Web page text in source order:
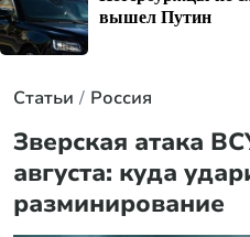
вышел Путин
Статьи Россия
Зверская атака
августа: куда
разминирование